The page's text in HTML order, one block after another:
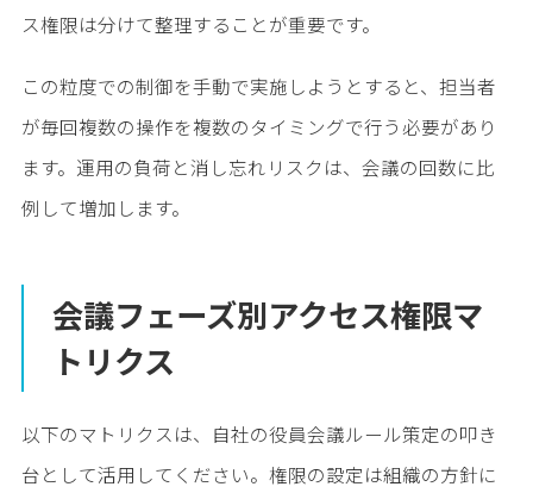
ス権限は分けて整理することが重要です。
この粒度での制御を手動で実施しようとすると、担当者
が毎回複数の操作を複数のタイミングで行う必要があり
ます。運用の負荷と消し忘れリスクは、会議の回数に比
例して増加します。
会議フェーズ別アクセス権限マ
トリクス
以下のマトリクスは、自社の役員会議ルール策定の叩き
台として活用してください。権限の設定は組織の方針に